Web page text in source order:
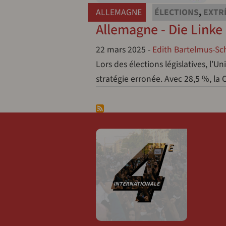
ALLEMAGNE ÉLECTIONS,
Allemagne - Die
22 mars 2025 - Edith Bartelmus-
Lors des élections législatives,
stratégie erronée. Avec 28,5 %, la